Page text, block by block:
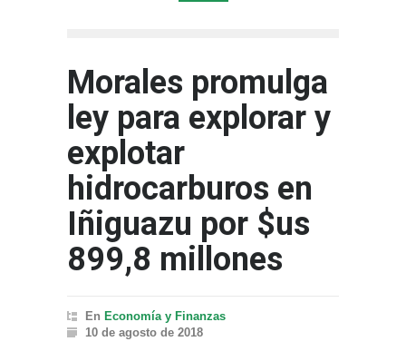
Morales promulga
ley para explorar y
explotar
hidrocarburos en
Iñiguazu por $us
899,8 millones
En Economía y Finanzas
10 de agosto de 2018